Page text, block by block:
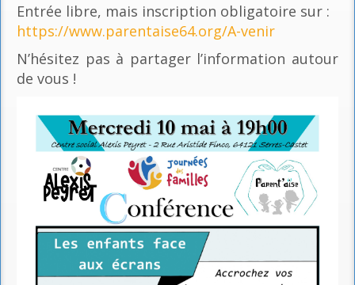
Entrée libre, mais inscription obligatoire sur :
https://www.parentaise64.org/A-venir
N’hésitez pas à partager l’information autour
de vous !